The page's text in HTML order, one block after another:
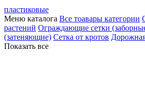
пластиковые
Меню каталога Все тоавары категории
растений Ограждающие сетки
(затеняющие) Сетка от кротов
Показать все